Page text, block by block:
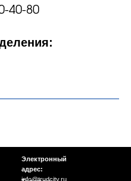
40-80
Электронный
адрес:
info@trudcity.ru